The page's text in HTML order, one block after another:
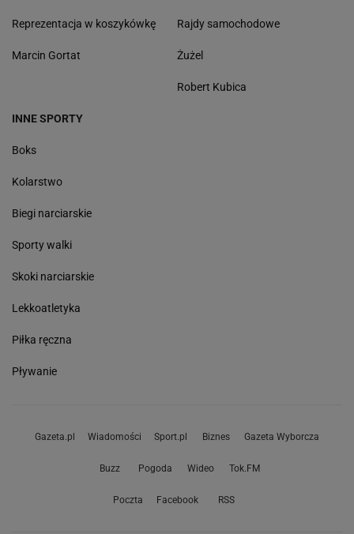
Reprezentacja w koszykówkę
Marcin Gortat
Rajdy samochodowe
Żużel
Robert Kubica
INNE SPORTY
Boks
Kolarstwo
Biegi narciarskie
Sporty walki
Skoki narciarskie
Lekkoatletyka
Piłka ręczna
Pływanie
Gazeta.pl Wiadomości Sport.pl Biznes Gazeta Wyborcza
Buzz Pogoda Wideo Tok.FM
Poczta Facebook RSS